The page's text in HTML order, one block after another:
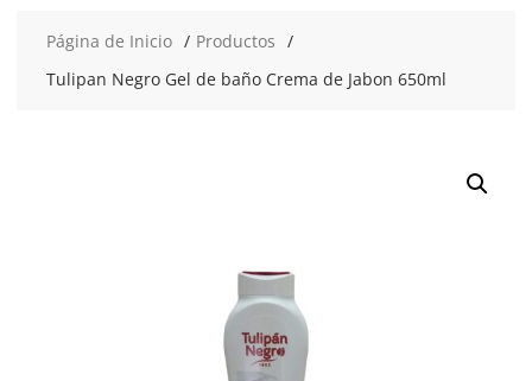
Página de Inicio
Productos
Tulipan Negro Gel de baño Crema de Jabon 650ml